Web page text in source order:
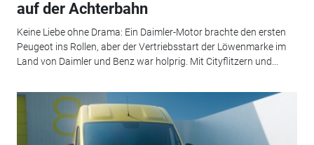
auf der Achterbahn
Keine Liebe ohne Drama: Ein Daimler-Motor brachte den ersten
Peugeot ins Rollen, aber der Vertriebsstart der Löwenmarke im
Land von Daimler und Benz war holprig. Mit Cityflitzern und...